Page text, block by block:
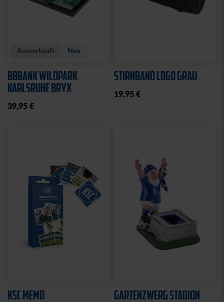
Ausverkauft Neu
BBBANK WILDPARK
KARLSRUHE BRYX
39,95 €
STIRNBAND LOGO GRAU
19,95 €
KSC MEMO GARTENZWERG STADION